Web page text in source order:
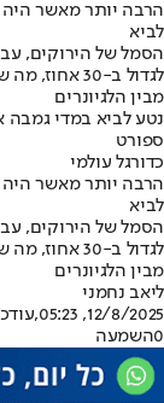
הרבה יותר מאשר
לביא
הסמל של הירוקים,
לגדול ב-30
מבין הלגיונרים
נטע לביא במדי גמבה
ספורט
כדורגל עולמי
הרבה יותר מאשר
לביא
הסמל של הירוקים,
לגדול ב-30
מבין הלגיונרים
ליאב נחמני
12/8/2025, 05:23
0השמעה